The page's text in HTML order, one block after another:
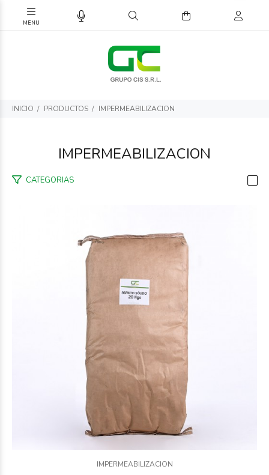
INICIO PRODUCTOS IMPERMEABILIZACION
IMPERMEABILIZACION
CATEGORIAS
IMPERMEABILIZACION